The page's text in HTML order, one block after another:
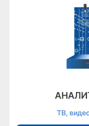
ТВ,